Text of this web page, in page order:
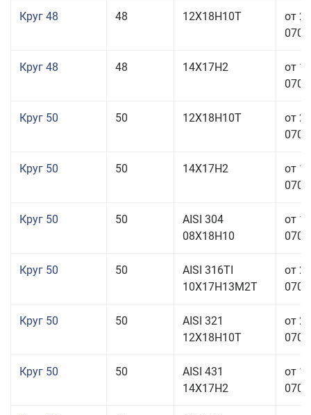
Круг 48 48 12Х18Н10Т
от
Круг 48 48 14Х17Н2
от
Круг 50 50 12Х18Н10Т
от
Круг 50 50 14Х17Н2
от
Круг 50 50
AISI 304
08Х18Н10
от
Круг 50 50
AISI 316TI
10Х17Н13М2Т
от
Круг 50 50
AISI 321
12Х18Н10Т
от
Круг 50 50
AISI 431
14Х17Н2
от